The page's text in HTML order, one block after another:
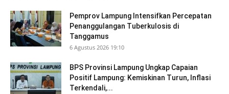
Pemprov Lampung Intensifkan Percepatan
Penanggulangan Tuberkulosis di
Tanggamus
6 Agustus 2026 19:10
BPS Provinsi Lampung Ungkap Capaian
Positif Lampung: Kemiskinan Turun, Inflasi
Terkendali,...